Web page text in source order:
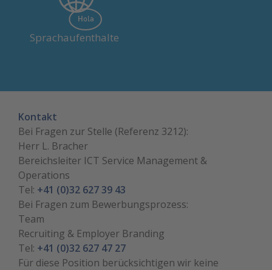
Sprachaufenthalte
Lernende erhalten 20
Arbeitstage sowie max. CHF
1'000,- der Kosten pro
Lehrverhältnis.
Kontakt
Bei Fragen zur Stelle (Referenz 3212):
Herr L. Bracher
Bereichsleiter ICT Service Management &
Operations
Tel: +41 (0)32 627 39 43
Bei Fragen zum Bewerbungsprozess:
Team
Recruiting & Employer Branding
Tel: +41 (0)32 627 47 27
Für diese Position berücksichtigen wir keine